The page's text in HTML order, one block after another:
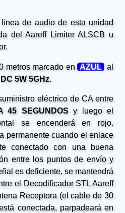
de audio de esta unidad
del Aareff Limiter ALSCB u
metros marcado en AZUL al
5W 5GHz.
eléctrico de CA entre
45 SEGUNDOSy luego el
se encenderá en rojo.
permanente cuando el enlace
conectado con una buena
entre los puntos de envío y
es deficiente, se mantendrá
el Decodificador STL Aareff
Receptora (el cable de 30
conectada, parpadeará en